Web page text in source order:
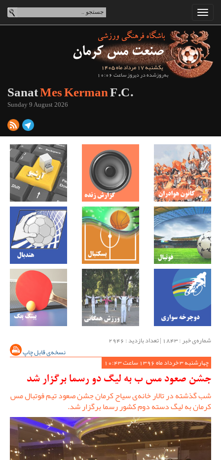
یکشنبه 17 مرداد ماه 1405
به‌روزشده در دیروز ساعت 10:06
SanatMes KermanF.C.
Sunday 9 August 2026
شماره‌ی خبر : ‌1843 | تعداد بازدید : 2946
نسخه‌ی قابل چاپ
چهارشنبه 3 خرداد ماه 1396 ساعت 10:43
جشن صعود مس ب به لیگ دو رسما برگزار شد
شب گذشته در تالار خانه‌ی سیاح کرمان جشن صعود تیم فوتبال مس
کرمان به لیگ دسته دوم کشور رسما برگزار شد.